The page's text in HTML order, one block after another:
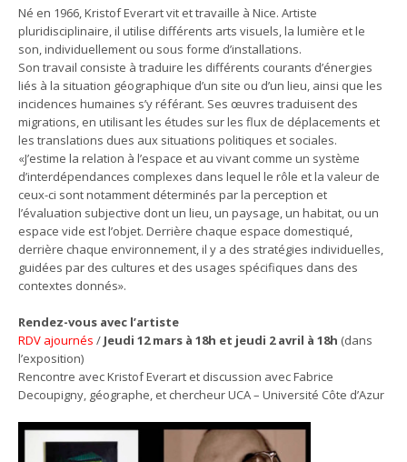
Né en 1966, Kristof Everart vit et travaille à Nice. Artiste
pluridisciplinaire, il utilise différents arts visuels, la lumière et le
son, individuellement ou sous forme d’installations.
Son travail consiste à traduire les différents courants d’énergies
liés à la situation géographique d’un site ou d’un lieu, ainsi que les
incidences humaines s’y référant. Ses œuvres traduisent des
migrations, en utilisant les études sur les flux de déplacements et
les translations dues aux situations politiques et sociales.
«J’estime la relation à l’espace et au vivant comme un système
d’interdépendances complexes dans lequel le rôle et la valeur de
ceux-ci sont notamment déterminés par la perception et
l’évaluation subjective dont un lieu, un paysage, un habitat, ou un
espace vide est l’objet. Derrière chaque espace domestiqué,
derrière chaque environnement, il y a des stratégies individuelles,
guidées par des cultures et des usages spécifiques dans des
contextes donnés».
Rendez-vous avec l’artiste
RDV ajournés / Jeudi 12 mars à 18h et jeudi 2 avril à 18h (dans
l’exposition)
Rencontre avec Kristof Everart et discussion avec Fabrice
Decoupigny, géographe, et chercheur UCA – Université Côte d’Azur